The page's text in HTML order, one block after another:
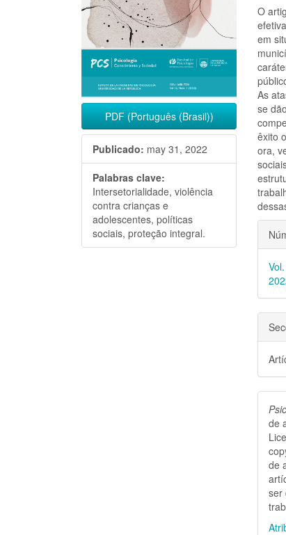
PDF (Português (Brasil))
Publicado: may 31, 2022
Palabras clave:
Intersetorialidade, violência
contra crianças e
adolescentes, políticas
sociais, proteção integral.
O
em
As
se
êxito
ora,
del
de
de
ser